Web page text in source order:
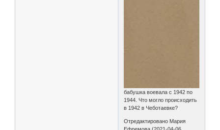
бабушка воевала с 1942 по
1944. Что могло происходить
в 1942 в Чеботаевке?
Отредактировано Мария